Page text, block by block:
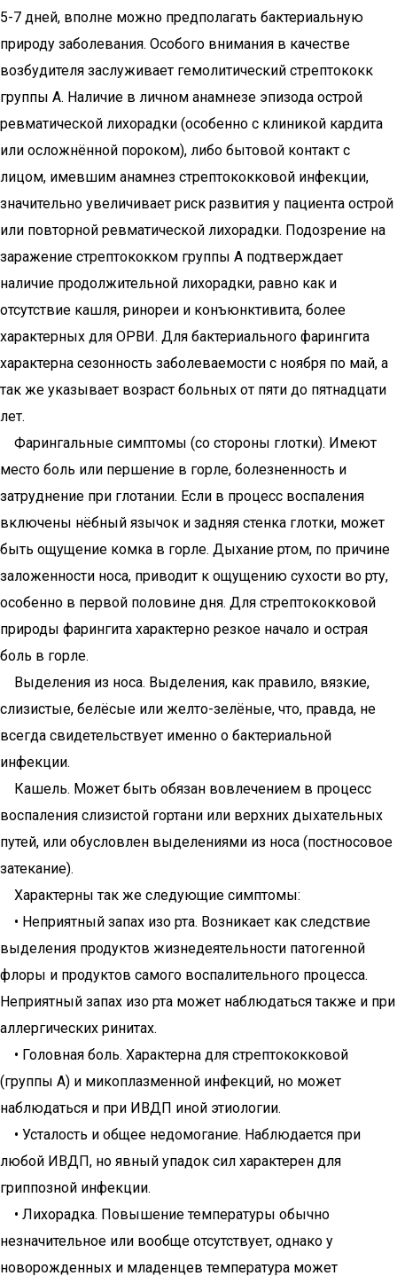
5-7 дней, вполне можно предполагать бактериальную
природу заболевания. Особого внимания в качестве
возбудителя заслуживает гемолитический стрептококк
группы А. Наличие в личном анамнезе эпизода острой
ревматической лихорадки (особенно с клиникой кардита
или осложнённой пороком), либо бытовой контакт с
лицом, имевшим анамнез стрептококковой инфекции,
значительно увеличивает риск развития у пациента острой
или повторной ревматической лихорадки. Подозрение на
заражение стрептококком группы А подтверждает
наличие продолжительной лихорадки, равно как и
отсутствие кашля, ринореи и конъюнктивита, более
характерных для ОРВИ. Для бактериального фарингита
характерна сезонность заболеваемости с ноября по май, а
так же указывает возраст больных от пяти до пятнадцати
лет.
Фарингальные симптомы (со стороны глотки). Имеют
место боль или першение в горле, болезненность и
затруднение при глотании. Если в процесс воспаления
включены нёбный язычок и задняя стенка глотки, может
быть ощущение комка в горле. Дыхание ртом, по причине
заложенности носа, приводит к ощущению сухости во рту,
особенно в первой половине дня. Для стрептококковой
природы фарингита характерно резкое начало и острая
боль в горле.
Выделения из носа. Выделения, как правило, вязкие,
слизистые, белёсые или желто-зелёные, что, правда, не
всегда свидетельствует именно о бактериальной
инфекции.
Кашель. Может быть обязан вовлечением в процесс
воспаления слизистой гортани или верхних дыхательных
путей, или обусловлен выделениями из носа (постносовое
затекание).
Характерны так же следующие симптомы:
• Неприятный запах изо рта. Возникает как следствие
выделения продуктов жизнедеятельности патогенной
флоры и продуктов самого воспалительного процесса.
Неприятный запах изо рта может наблюдаться также и при
аллергических ринитах.
• Головная боль. Характерна для стрептококковой
(группы А) и микоплазменной инфекций, но может
наблюдаться и при ИВДП иной этиологии.
• Усталость и общее недомогание. Наблюдается при
любой ИВДП, но явный упадок сил характерен для
гриппозной инфекции.
• Лихорадка. Повышение температуры обычно
незначительное или вообще отсутствует, однако у
новорожденных и младенцев температура может